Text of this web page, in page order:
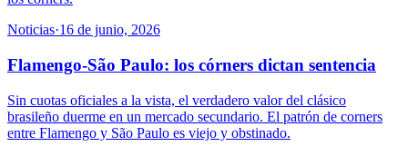
Noticias·16 de junio, 2026
Flamengo-São Paulo: los córners dictan sentencia
Sin cuotas oficiales a la vista, el verdadero valor del clásico
brasileño duerme en un mercado secundario. El patrón de corners
entre Flamengo y São Paulo es viejo y obstinado.